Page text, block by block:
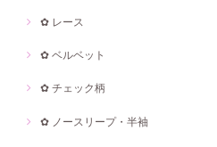
✿ レース
✿ ベルベット
✿ チェック柄
✿ ノースリープ・半袖